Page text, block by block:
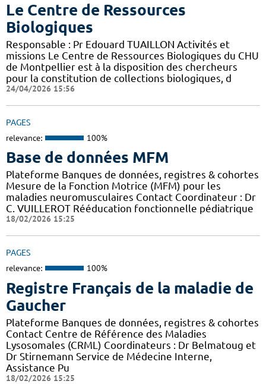
Le Centre de Ressources
Biologiques
Responsable : Pr Edouard TUAILLON Activités et
missions Le Centre de Ressources Biologiques du CHU
de Montpellier est à la disposition des chercheurs
pour la constitution de collections biologiques, d
24/04/2026 15:56
PAGES
relevance: 100%
Base de données MFM
Plateforme Banques de données, registres & cohortes
Mesure de la Fonction Motrice (MFM) pour les
maladies neuromusculaires Contact Coordinateur : Dr
C. VUILLEROT Rééducation fonctionnelle pédiatrique
18/02/2026 15:25
PAGES
relevance: 100%
Registre Français de la maladie de
Gaucher
Plateforme Banques de données, registres & cohortes
Contact Centre de Référence des Maladies
Lysosomales (CRML) Coordinateurs : Dr Belmatoug et
Dr Stirnemann Service de Médecine Interne,
Assistance Pu
18/02/2026 15:25